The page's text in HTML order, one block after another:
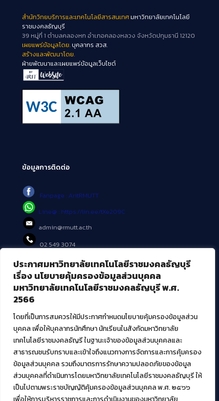
ประกาศมหาวิทยาลัยเทคโนโลยีราชมงคลธัญบุรี
เรื่อง นโยบายคุ้มครองข้อมูลส่วนบุคคล
มหาวิทยาลัยเทคโนโลยีราชมงคลธัญบุรี พ.ศ.
2566
โดยที่เป็นการสมควรให้มีประกาศกำหนดนโยบายคุ้มครองข้อมูลส่วน
บุคคล เพื่อให้บุคลากรนักศึกษา นักเรียนในสังกัดมหาวิทยาลัย
เทคโนโลยีราชมงคลธัญรี ในฐานะเจ้าของข้อมูลส่วนบุคคลและ
สาธารณชนรับทราบและเข้าใจถึงแนวทางการจัดการและการคุ้มครอง
ข้อมูลส่วนบุคคล รวมถึงมาตรการรักษาความปลอดภัยของข้อมูล
ส่วนบุคคลที่ดำเนินการโดยมหาวิทยาลัยเทคโนโลยีราชมงคลธัญบุรี ให้
เป็นไปตามพระราชบัญญัติคุ้มครองข้อมูลส่วนบุคคล พ.ศ. ๒๕๖๖
สำนักวิทยบริการและเทคโนโลยีสารสนเทศมหาวิทยาลัยเทคโนโลยี
ราชมงคลธัญบุรี
39 หมู่ที่ 1 ตำบลคลองหก อำเภอคลองหลวง จังหวัดปทุมธานี 12120
เผยแพร่ข้อมูลโดย.บุคลากร สวส.
สร้างและพัฒนาโดย.
ฝ่ายพัฒนาและเผยแพร่ข้อมูลเว็บไซต์
ข้อมูลการติดต่อ
Fanpage : AritRMUTT
Line@ : https://lin.ee/tXe209C
admin@rmutt.ac.th
02 549 3074
บริการอื่นๆ ของ สวส.
ศูนย์สื่อดิจิทัล
ศูนย์นวัตกรรมและความรู้
สมัยใหม่ (MoSeC)
งานบริการวิชาการให้กับหน่วยงานภายนอก
โครงการส่งเสริมและพัฒนาผู้ประกอบการ SME โดย. มทร.ธัญบุรี
กิจกรรมการเชื่อมโยงเครือข่ายผู้ให้บริการเครื่องจักรกลทางการ
เกษตร ภายใต้โครงการส่งเสริมการรแปรรูปสินค้าเกษตรระดับชุมชน